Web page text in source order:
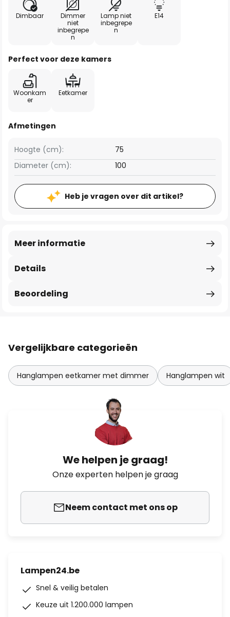
Dimbaar
Dimmer
niet
inbegrepe
n
Lamp niet
inbegrepe
n
E14
Perfect voor deze kamers
Woonkam
er
Eetkamer
Afmetingen
Hoogte (cm):
75
Diameter (cm):
100
Heb je vragen over dit artikel?
Details
Meer informatie
Beoordeling
Vergelijkbare categorieën
Hanglampen eetkamer met dimmer Hanglampen wit
We helpen je graag!
Onze experten helpen je graag
Neem contact met ons op
Lampen24.be
Snel & veilig betalen
Keuze uit 1.200.000 lampen